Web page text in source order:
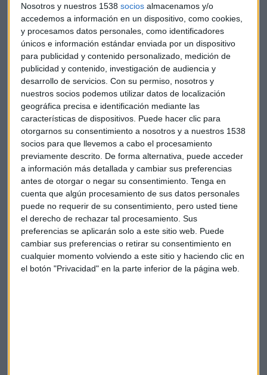
Nosotros y nuestros 1538 socios almacenamos y/o
accedemos a información en un dispositivo, como cookies,
y procesamos datos personales, como identificadores
únicos e información estándar enviada por un dispositivo
para publicidad y contenido personalizado, medición de
publicidad y contenido, investigación de audiencia y
desarrollo de servicios. Con su permiso, nosotros y
nuestros socios podemos utilizar datos de localización
geográfica precisa e identificación mediante las
características de dispositivos. Puede hacer clic para
otorgarnos su consentimiento a nosotros y a nuestros 1538
socios para que llevemos a cabo el procesamiento
previamente descrito. De forma alternativa, puede acceder
a información más detallada y cambiar sus preferencias
antes de otorgar o negar su consentimiento. Tenga en
cuenta que algún procesamiento de sus datos personales
puede no requerir de su consentimiento, pero usted tiene
el derecho de rechazar tal procesamiento. Sus
preferencias se aplicarán solo a este sitio web. Puede
cambiar sus preferencias o retirar su consentimiento en
cualquier momento volviendo a este sitio y haciendo clic en
el botón "Privacidad" en la parte inferior de la página web.
Ferroatlántica es la división de electrometalurgia del
holding de Villar Mir. También tiene presencia en los
negocios de energías, fertilizantes e inmobiliaria.
El acuerdo podría cerrarse en el cuarto trimestre de este
año.
Suscríbete a nuestros boletines
Te enviaremos las noticias más importantes del día